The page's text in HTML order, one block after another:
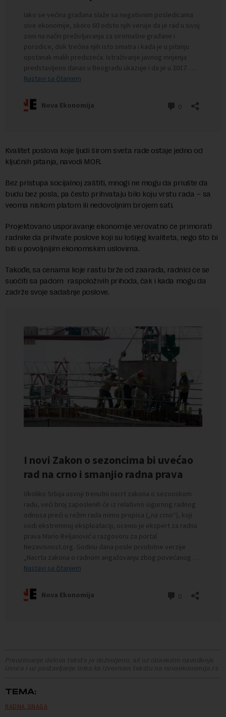
Kvalitet poslova koje ljudi širom sveta rade ostaje jedno od
ključnih pitanja, navodi MOR.
Bez pristupa socijalnoj zaštiti, mnogi ne mogu da priušte da
budu bez posla, pa često prihvataju bilo koju vrstu rada – sa
veoma niskom platom ili nedovoljnim brojem sati.
Projektovano usporavanje ekonomije verovatno će primorati
radnike da prihvate poslove koji su lošijeg kvaliteta, nego što bi
bili u povoljnijim ekonomskim uslovima.
Takođe, sa cenama koje rastu brže od zaarada, radnici će se
suočiti sa padom raspoloživih prihoda, čak i kada mogu da
zadrže svoje sadašnje poslove.
Preuzimanje delova teksta je dozvoljeno, ali uz obavezno navođenje
izvora i uz postavljanje linka ka izvornom tekstu na novaekonomija.rs
TEMA:
RADNA SNAGA